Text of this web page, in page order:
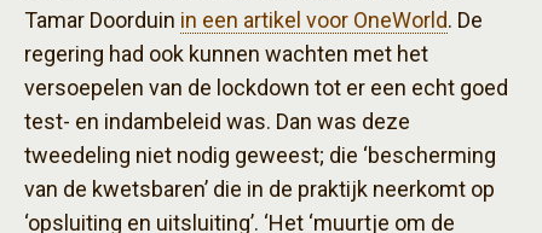
Tamar Doorduin in een artikel voor OneWorld. De
regering had ook kunnen wachten met het
versoepelen van de lockdown tot er een echt goed
test- en indambeleid was. Dan was deze
tweedeling niet nodig geweest; die ‘bescherming
van de kwetsbaren’ die in de praktijk neerkomt op
‘opsluiting en uitsluiting’. ‘Het ‘muurtje om de